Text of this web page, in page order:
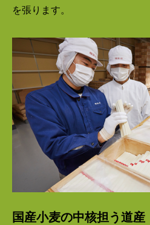
を張ります。
国産小麦の中核担う道産